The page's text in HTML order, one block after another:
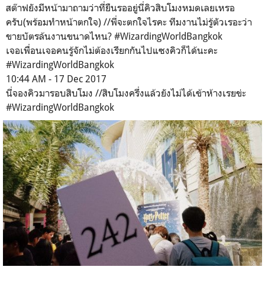
สต๊าฟยังมีหน้ามาถามว่าที่ยืนรออยู่นี่คิวสิบโมงหมดเลยเหรอ
ครับ(พร้อมทำหน้าตกใจ) //พี่จะตกใจไรคะ ทีมงานไม่รู้ตัวเรอะว่า
ขายบัตรล้นงานขนาดไหน? #WizardingWorldBangkok
เจอเพื่อนเจอคนรู้จักไม่ต้องเรียกกันไปแซงคิวก็ได้นะคะ
#WizardingWorldBangkok
10:44 AM - 17 Dec 2017
นี่จองคิวมารอบสิบโมง //สิบโมงครึ่งแล้วยังไม่ได้เข้าห้างเรยข่ะ
#WizardingWorldBangkok